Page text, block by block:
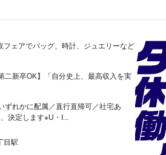
フェアでバッグ、時計、ジュエリーなど
二新卒OK】「自分史上、最高収入を実
ずれかに配属／直行直帰可／社宅あ
決定します※U・I...
目駅